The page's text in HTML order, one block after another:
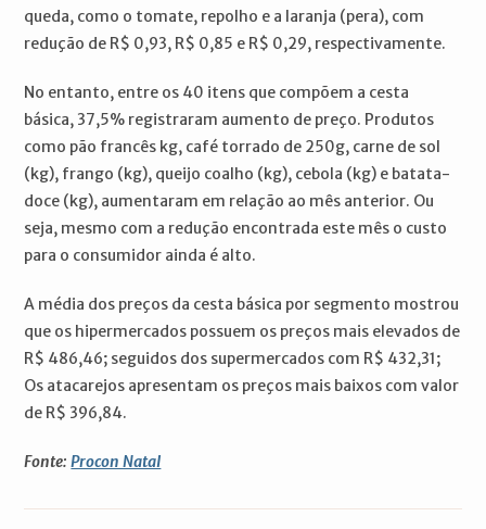
queda, como o tomate, repolho e a laranja (pera), com
redução de R$ 0,93, R$ 0,85 e R$ 0,29, respectivamente.
No entanto, entre os 40 itens que compõem a cesta
básica, 37,5% registraram aumento de preço. Produtos
como pão francês kg, café torrado de 250g, carne de sol
(kg), frango (kg), queijo coalho (kg), cebola (kg) e batata-
doce (kg), aumentaram em relação ao mês anterior. Ou
seja, mesmo com a redução encontrada este mês o custo
para o consumidor ainda é alto.
A média dos preços da cesta básica por segmento mostrou
que os hipermercados possuem os preços mais elevados de
R$ 486,46; seguidos dos supermercados com R$ 432,31;
Os atacarejos apresentam os preços mais baixos com valor
de R$ 396,84.
Fonte:Procon Natal